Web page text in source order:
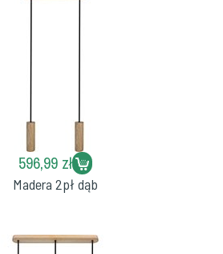
596,99 zł
Madera 2pł dąb